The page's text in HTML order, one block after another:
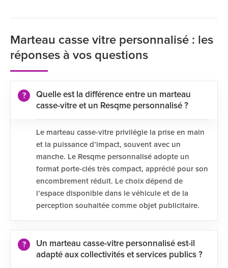
Marteau casse vitre personnalisé : les
réponses à vos questions
Quelle est la différence entre un marteau
casse-vitre et un Resqme personnalisé ?
Le marteau casse-vitre privilégie la prise en main
et la puissance d’impact, souvent avec un
manche. Le Resqme personnalisé adopte un
format porte-clés très compact, apprécié pour son
encombrement réduit. Le choix dépend de
l’espace disponible dans le véhicule et de la
perception souhaitée comme objet publicitaire.
Un marteau casse-vitre personnalisé est-il
adapté aux collectivités et services publics ?